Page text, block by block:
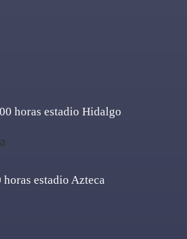
horas estadio Hidalgo
estadio Azteca